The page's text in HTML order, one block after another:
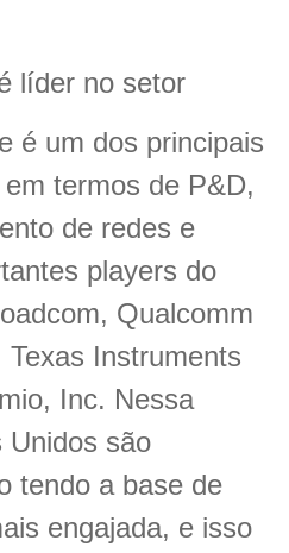
líder no setor
é um dos principais
termos de P&D,
de redes e
players do
Qualcomm
Instruments
Inc. Nessa
Unidos são
tendo a base de
engajada, e isso